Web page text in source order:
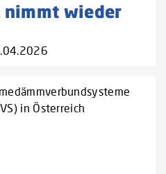
nimmt wieder
in Österreich